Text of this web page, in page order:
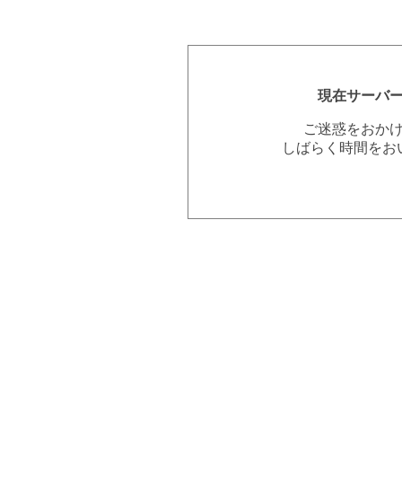
現在サーバ
ご迷惑をおか
しばらく時間を